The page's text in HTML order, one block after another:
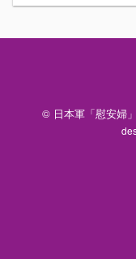
© 日本軍「慰安婦